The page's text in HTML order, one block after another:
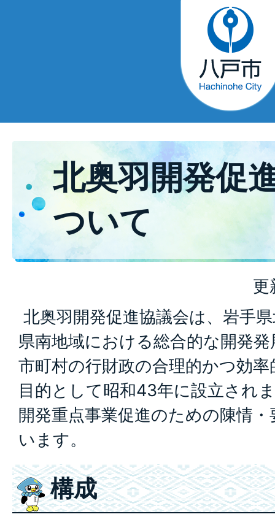
北奥羽開発促
ついて
更
北奥羽開発促進協議会は、岩手
県南地域における総合的な開発
市町村の行財政の合理的かつ効
目的として昭和43年に設立され
開発重点事業促進のための陳情
います。
構成